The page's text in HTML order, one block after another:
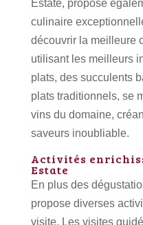
Estate, propose
culinaire
découvrir la meilleure
utilisant les meilleurs
plats, des succulents
plats traditionnels, se
vins du domaine,
saveurs inoubliable.
Activités
Estate
En plus des
propose diverses
visite. Les visites